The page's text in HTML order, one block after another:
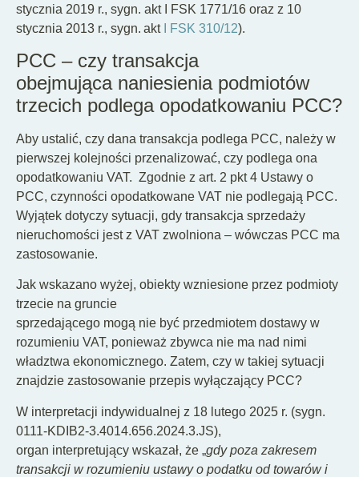
stycznia 2019 r., sygn. akt I FSK 1771/16 oraz z 10
stycznia 2013 r., sygn. akt
I FSK 310/12).
PCC – czy transakcja
obejmująca naniesienia podmiotów
trzecich podlega opodatkowaniu PCC?
Aby ustalić, czy dana transakcja podlega PCC, należy w
pierwszej kolejności przenalizować, czy podlega ona
opodatkowaniu VAT. Zgodnie z art. 2 pkt 4 Ustawy o
PCC, czynności opodatkowane VAT nie podlegają PCC.
Wyjątek dotyczy sytuacji, gdy transakcja sprzedaży
nieruchomości jest z VAT zwolniona – wówczas PCC ma
zastosowanie.
Jak wskazano wyżej, obiekty wzniesione przez podmioty
trzecie na gruncie
sprzedającego mogą nie być przedmiotem dostawy w
rozumieniu VAT, ponieważ zbywca nie ma nad nimi
władztwa ekonomicznego. Zatem, czy w takiej sytuacji
znajdzie zastosowanie przepis wyłączający PCC?
W interpretacji indywidualnej z 18 lutego 2025 r. (sygn.
0111-KDIB2-3.4014.656.2024.3.JS),
organ interpretujący wskazał, że „gdy poza zakresem
transakcji w rozumieniu ustawy o podatku od towarów i